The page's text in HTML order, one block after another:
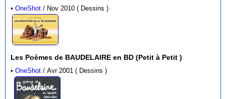
•OneShot / Nov 2010 ( Dessins )
Les Poèmes de BAUDELAIRE en BD (Petit à Petit )
•OneShot / Avr 2001 ( Dessins )